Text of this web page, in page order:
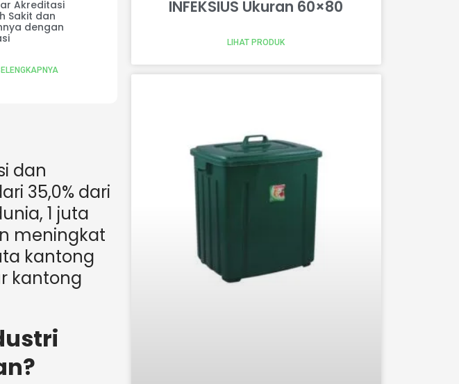
Akreditasi
Sakit dan
dengan
dan
35,0% dari
1 juta
meningkat
kantong
kantong
INFEKSIUS Ukuran 60×80
LIHAT PRODUK